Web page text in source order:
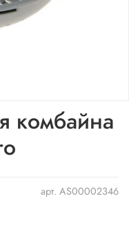
арт. AS00002346
комбайна